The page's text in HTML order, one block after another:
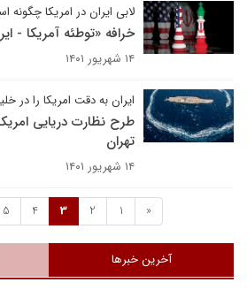
لابی ایران در امریکا چگونه
خرافه‌ «توطئه‌ آمریکا -
۱۴ شهریور ۱۴۰۱
ایران به دقت امریکا را در
طرح نظارت دریایی
تهران
۱۴ شهریور ۱۴۰۱
«
1
2
3
4
5
آخرین خبرها